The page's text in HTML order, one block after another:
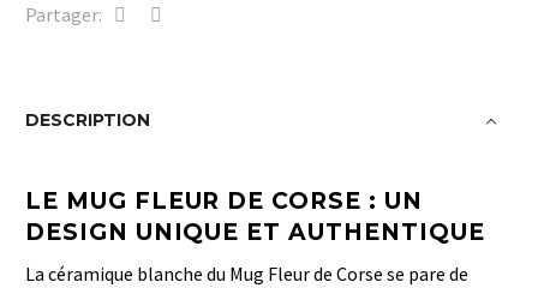
Partager:
DESCRIPTION
LE MUG FLEUR DE CORSE : UN
DESIGN UNIQUE ET AUTHENTIQUE
La céramique blanche du Mug Fleur de Corse se pare de